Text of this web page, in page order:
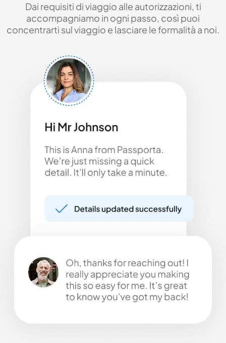
Dai requisiti di viaggio alle autorizzazioni, ti
accompagniamo in ogni passo, così puoi
concentrarti sul viaggio e lasciare le formalità a noi.